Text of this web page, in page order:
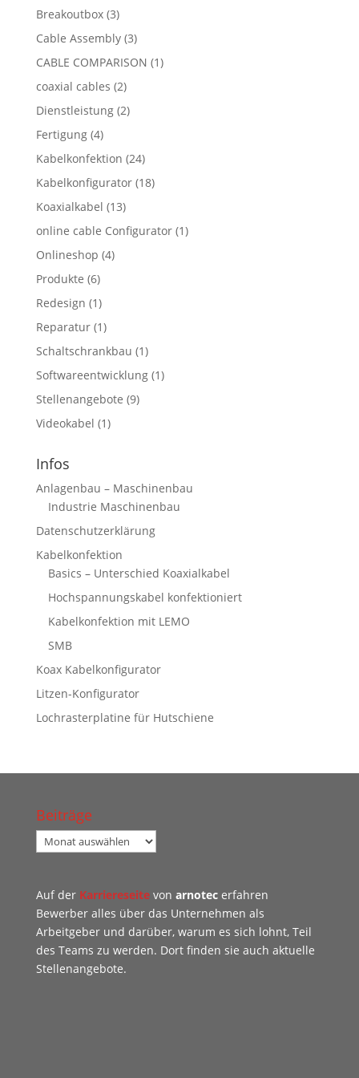
Breakoutbox(3)
Cable Assembly(3)
CABLE COMPARISON (1)
coaxial cables (2)
Dienstleistung(2)
Fertigung(4)
Kabelkonfektion (24)
Kabelkonfigurator(18)
Koaxialkabel (13)
online cable Configurator(1)
Onlineshop (4)
Produkte (6)
Redesign (1)
Reparatur(1)
Schaltschrankbau (1)
Softwareentwicklung(1)
Stellenangebote (9)
Videokabel (1)
Infos
Anlagenbau – Maschinenbau
Industrie Maschinenbau
Datenschutzerklärung
Kabelkonfektion
Basics – Unterschied Koaxialkabel
Hochspannungskabel konfektioniert
Kabelkonfektion mit LEMO
SMB
Koax Kabelkonfigurator
Litzen-Konfigurator
Lochrasterplatine für Hutschiene
Beiträge
Beiträge
Auf der Karriereseitevon arnotecerfahren
Bewerber alles über das Unternehmen als
Arbeitgeber und darüber, warum es sich lohnt, Teil
des Teams zu werden. Dort finden sie auch aktuelle
Stellenangebote.